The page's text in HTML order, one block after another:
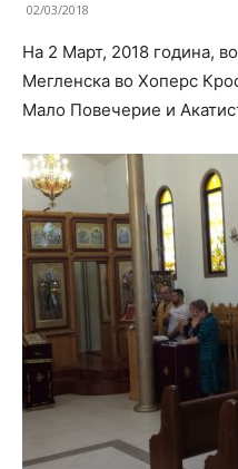
02/03/2018
На 2 Март, 2018 година,
Мегленска во Хоперс
Мало Повечерие и